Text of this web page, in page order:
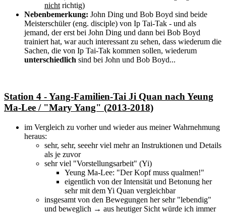
nicht richtig)
Nebenbemerkung: John Ding und Bob Boyd sind beide
Meisterschüler (eng. disciple) von Ip Tai-Tak - und als
jemand, der erst bei John Ding und dann bei Bob Boyd
trainiert hat, war auch interessant zu sehen, dass wiederum die
Sachen, die von Ip Tai-Tak kommen sollen, wiederum
unterschiedlich sind bei John und Bob Boyd...
Station 4 - Yang-Familien-Tai Ji Quan nach Yeung
Ma-Lee / "Mary Yang" (2013-2018)
im Vergleich zu vorher und wieder aus meiner Wahrnehmung
heraus:
sehr, sehr, seeehr viel mehr an Instruktionen und Details
als je zuvor
sehr viel "Vorstellungsarbeit" (Yi)
Yeung Ma-Lee: "Der Kopf muss qualmen!"
eigentlich von der Intensität und Betonung her
sehr mit dem Yi Quan vergleichbar
insgesamt von den Bewegungen her sehr "lebendig"
und beweglich → aus heutiger Sicht würde ich immer